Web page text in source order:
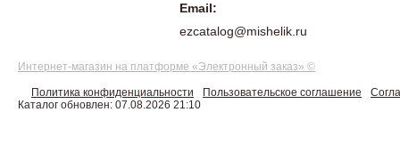
Email:
ezcatalog@mishelik.ru
Интернет-магазин на платформе «Электронный заказ» ©
Политика конфиденциальности Пользовательское соглашение
Каталог обновлен: 07.08.2026 21:10